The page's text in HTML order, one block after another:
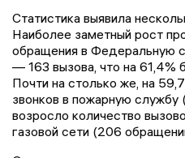
Статистика выявила
Наиболее заметный рост
обращения в Федеральную
— 163 вызова, что на 61,4%
Почти на столько же, на
звонков в пожарную
возросло количество
газовой сети (206